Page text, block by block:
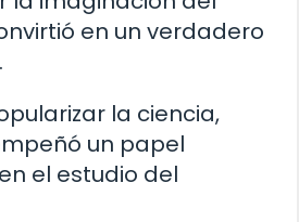
en un verdadero
la ciencia,
un papel
el estudio del